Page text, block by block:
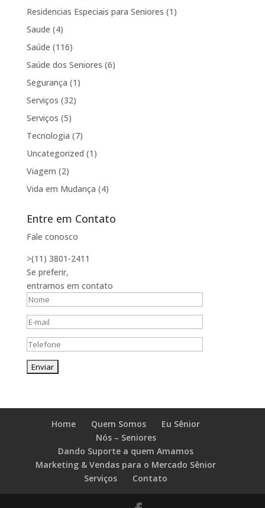
Residencias Especiais para Seniores (1)
Saude (4)
Saúde (116)
Saúde dos Seniores (6)
Segurança (1)
Serviços (32)
Serviços (5)
Tecnologia (7)
Uncategorized (1)
Viagem (2)
Vida em Mudança (4)
Entre em Contato
Fale conosco
>(11) 3801-2411
Se preferir,
entramos em contato
Home Quem Somos
Eu Sênior
Nós – Seniores
Dando Suporte a quem Amamos
Marketing & Vendas para o Mercado Sênior
Serviços
Contato